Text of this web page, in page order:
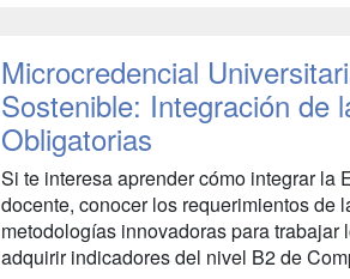
Microcredencial
Sostenible: Integración de
Obligatorias
Si te interesa aprender cómo integrar
docente, conocer los requerimientos de
metodologías innovadoras para
adquirir indicadores del nivel B2 de